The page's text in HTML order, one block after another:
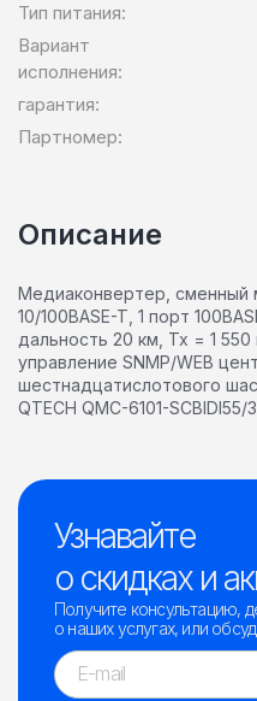
Тип питания:
Вариант
исполнения:
гарантия:
Партномер:
Описание
Медиаконвертер, сменный
10/100BASE-T, 1 порт
дальность 20 км, Tx = 1 550
управление SNMP/WEB
шестнадцатислотового
QTECH QMC-6101-SCBIDI55/
Узнавайте
о скидках и
Получите консультацию,
о наших услугах, или